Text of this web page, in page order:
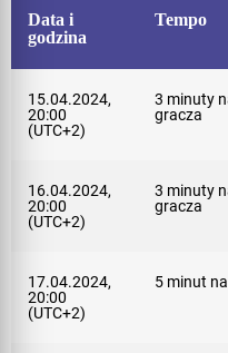
Data i
godzina
Tempo
15.04.2024,
20:00
(UTC+2)
3 minuty
gracza
16.04.2024,
20:00
(UTC+2)
3 minuty
gracza
17.04.2024,
20:00
(UTC+2)
5 minut